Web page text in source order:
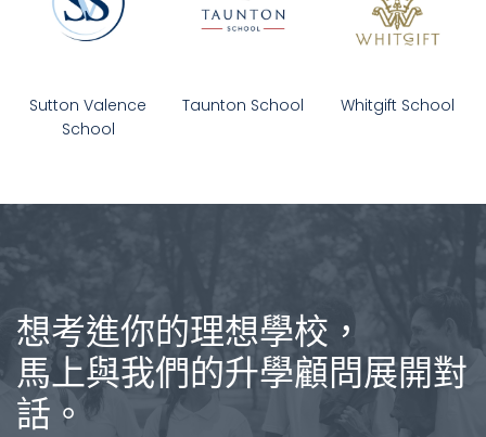
Sutton Valence
School
Taunton School Whitgift School
想考進你的理想學校，
馬上與我們的升學顧問展開對
話。